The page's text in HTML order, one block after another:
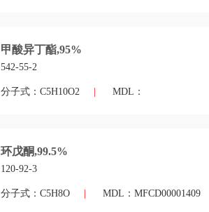
甲酸异丁酯,95%
542-55-2
分子式：C5H10O2 MDL：
环戊酮,99.5%
120-92-3
分子式：C5H8O MDL：MFCD00001409